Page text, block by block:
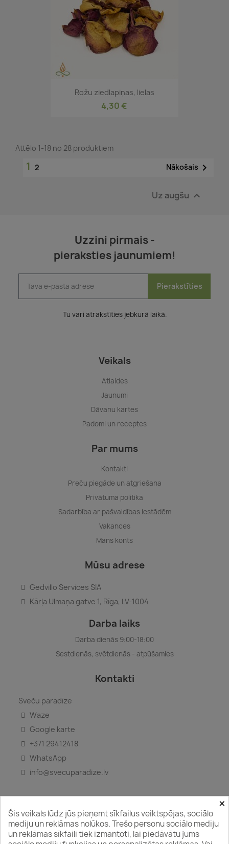
Rožu ziedlapiņas, lielas
4,30 €
Attēlo 1-18 no 28 produktiem
1 2 Nākošais 
Uz augšu 
Uzzini pirmais -
pieraksties jaunumiem!
Pierakstīties
Tu vari atrakstīties jebkurā laikā.
Veikals
Atlaides
Jaunumi
Dāvanu kartes
Padomi un receptes
Par mums
Kontakti
Preču piegāde un atgriešana
Privātuma politika
Sadarbība ar pašvaldības iestādēm
Vakances
Mans konts
Mūsu adrese
Gedvillo Services SIA
Kārļa Ulmaņa gatve 1, Rīga, LV-1004
Darba laiks
Darba dienās 9:00-18:00
Sestdienās, svētdienās - atpūšamies
Kontakti
Sveču paradīze
Waze
Google karte
+371 29412418
WhatsApp
info@svecuparadize.lv
Seko mums
×
Šis veikals lūdz jūs pieņemt sīkfailus veiktspējas, sociālo
mediju un reklāmas nolūkos. Trešo personu sociālo mediju
un reklāmas sīkfaili tiek izmantoti, lai piedāvātu jums